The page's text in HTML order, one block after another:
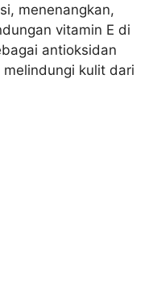
menenangkan,
vitamin E di
antioksidan
kulit dari